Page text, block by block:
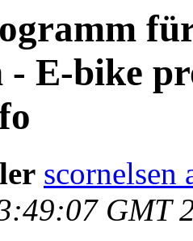
E-bike
scornelsen
GMT